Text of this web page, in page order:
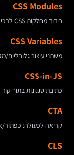
CSS Modules
בידוד מחלקות CSS לרכיבים למניעת התנגשויות סגנון.
CSS Variables
משתני עיצוב גלובליים/
CSS-in-JS
כתיבת סגנונות בתוך קוד JavaScript לרכיבים דינמיים.
CTA
קריאה לפעולה:
CLS